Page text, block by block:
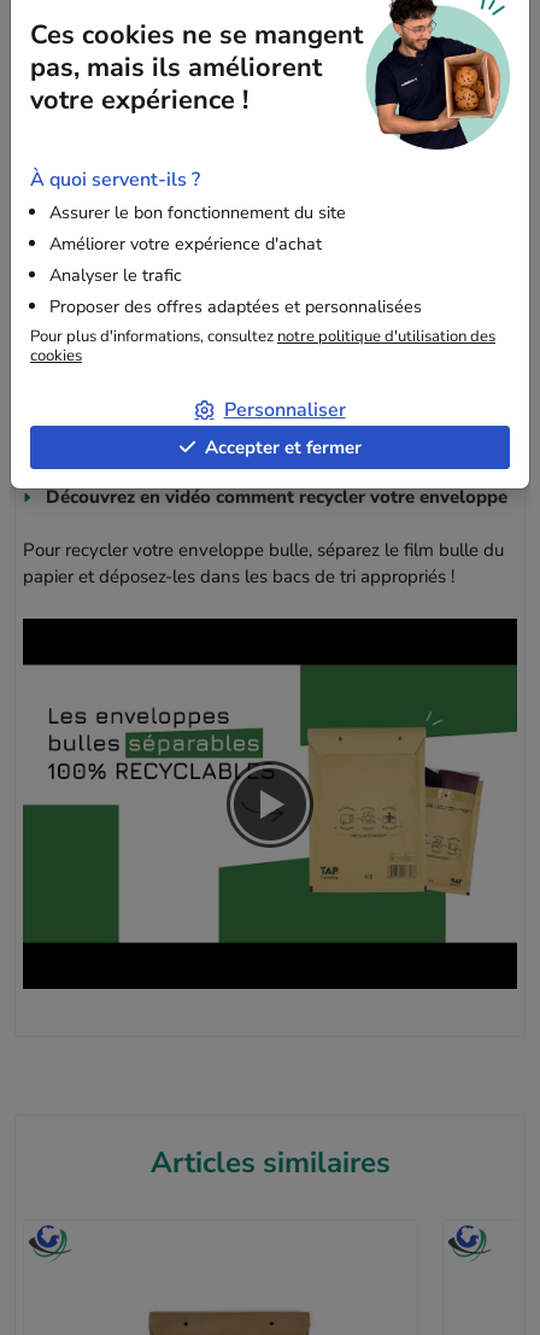
Dimensions
, l'enveloppe bulle brune
recycléeK mesure 35 x 47 cm
insérer par exemple : un cadre ou une affiche.
Informations complémentaires
Compatible avec les solutions d'expédition de la poste,
l'enveloppe bulle/kraft saura protéger vos produits des chocs
Découvrez en vidéo comment recycler votre enveloppe
Pour recycler votre enveloppe bulle, séparez le film bulle du
papier et déposez-les dans les bacs de tri appropriés !
Articles similaires
Ces cookies ne se mangent
pas, mais ils améliorent
votre expérience !
À quoi servent-ils ?
Assurer le bon fonctionnement du site
Améliorer votre expérience d'achat
Analyser le trafic
Proposer des offres adaptées et personnalisées
Pour plus d'informations, consultez notre politique d'utilisation des
cookies
Personnaliser
Accepter et fermer